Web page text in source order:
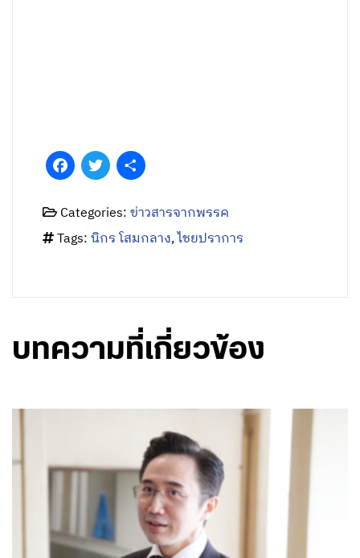
FacebookTwitter
Categories:ข่าวสารจากพรรค
Tags:นิกร โสมกลาง,ไชยปราการ
บทความที่เกี่ยวข้อง